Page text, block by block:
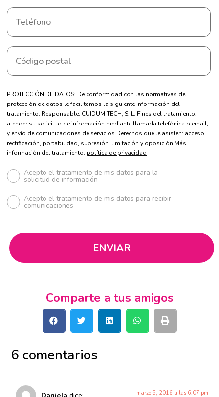
PROTECCIÓN DE DATOS: De conformidad con las normativas de
protección de datos le facilitamos la siguiente información del
tratamiento: Responsable: CUIDUM TECH, S. L. Fines del tratamiento:
atender su solicitud de información mediante llamada telefónica o email,
y envío de comunicaciones de servicios Derechos que le asisten: acceso,
rectificación, portabilidad, supresión, limitación y oposición Más
información del tratamiento: política de privacidad
Acepto el tratamiento de mis datos para la
solicitud de información
Acepto el tratamiento de mis datos para recibir
comunicaciones
Comparte a tus amigos
6 comentarios
marzo 5, 2016 a las 6:07 pm